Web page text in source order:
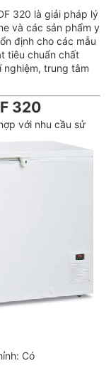
320 là giải pháp lý
và các sản phẩm y
định cho các mẫu
tiêu chuẩn chất
nghiệm, trung tâm
320
với nhu cầu sử
Có